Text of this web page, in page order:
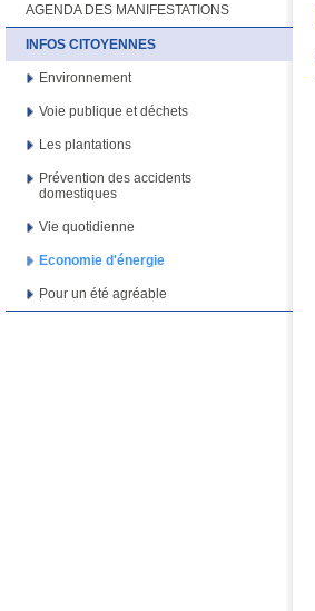
AGENDA DES MANIFESTATIONS
INFOS CITOYENNES
Environnement
Voie publique et déchets
Les plantations
Prévention des accidents
domestiques
Vie quotidienne
Economie d'énergie
Pour un été agréable